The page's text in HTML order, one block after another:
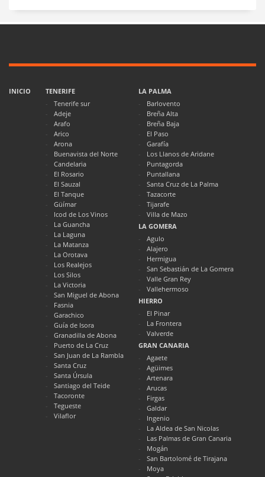
INICIO
TENERIFE
Tenerife sur
Adeje
Arafo
Arico
Arona
Buenavista del Norte
Candelaria
El Rosario
El Sauzal
El Tanque
Güímar
Icod de Los Vinos
La Guancha
La Laguna
La Matanza
La Orotava
Los Realejos
Los Silos
La Victoria
San Miguel de Abona
Fasnia
Garachico
Guía de Isora
Granadilla de Abona
Puerto de La Cruz
San Juan de La Rambla
Santa Cruz
Santa Úrsula
Santiago del Teide
Tacoronte
Tegueste
Vilaflor
LA PALMA
Barlovento
Breña Alta
Breña Baja
El Paso
Garafía
Los Llanos de Aridane
Puntagorda
Puntallana
Santa Cruz de La Palma
Tazacorte
Tijarafe
Villa de Mazo
LA GOMERA
Agulo
Alajero
Hermigua
San Sebastián de La Gomera
Valle Gran Rey
Vallehermoso
HIERRO
El Pinar
La Frontera
Valverde
GRAN CANARIA
Agaete
Agüimes
Artenara
Arucas
Firgas
Galdar
Ingenio
La Aldea de San Nicolas
Las Palmas de Gran Canaria
Mogán
San Bartolomé de Tirajana
Moya